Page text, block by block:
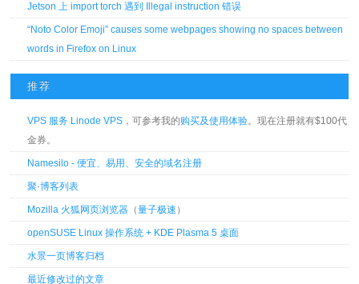
Jetson 上 import torch 遇到 Illegal instruction 错误
“Noto Color Emoji” causes some webpages showing no spaces between
words in Firefox on Linux
推荐
VPS 服务 Linode VPS ，可参考我的购买及使用体验。现在注册就有$100代
金券。
Namesilo - 便宜、易用、安全的域名注册
聚·博客列表
Mozilla 火狐网页浏览器 （量子极速 ）
openSUSE Linux 操作系统 + KDE Plasma 5 桌面
水景一页博客归档
最近修改过的文章